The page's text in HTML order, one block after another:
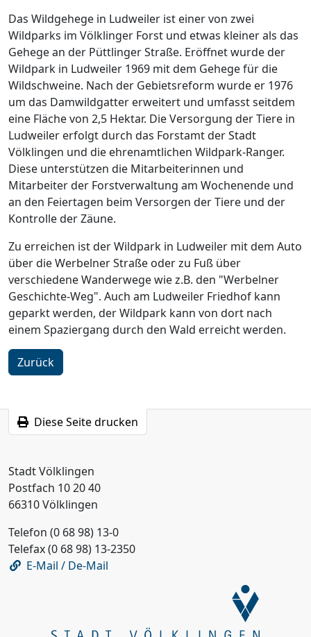
Das Wildgehege in Ludweiler ist einer von zwei
Wildparks im Völklinger Forst und etwas kleiner als das
Gehege an der Püttlinger Straße. Eröffnet wurde der
Wildpark in Ludweiler 1969 mit dem Gehege für die
Wildschweine. Nach der Gebietsreform wurde er 1976
um das Damwildgatter erweitert und umfasst seitdem
eine Fläche von 2,5 Hektar. Die Versorgung der Tiere in
Ludweiler erfolgt durch das Forstamt der Stadt
Völklingen und die ehrenamtlichen Wildpark-Ranger.
Diese unterstützen die Mitarbeiterinnen und
Mitarbeiter der Forstverwaltung am Wochenende und
an den Feiertagen beim Versorgen der Tiere und der
Kontrolle der Zäune.
Zu erreichen ist der Wildpark in Ludweiler mit dem Auto
über die Werbelner Straße oder zu Fuß über
verschiedene Wanderwege wie z.B. den "Werbelner
Geschichte-Weg". Auch am Ludweiler Friedhof kann
geparkt werden, der Wildpark kann von dort nach
einem Spaziergang durch den Wald erreicht werden.
Zurück
Diese Seite drucken
Stadt Völklingen
Postfach 10 20 40
66310 Völklingen
Telefon (0 68 98) 13-0
Telefax (0 68 98) 13-2350
E-Mail / De-Mail